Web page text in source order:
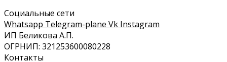
Социальные сети
Whatsapp Telegram-plane Vk Instagram
ИП Беликова А.П.
ОГРНИП: 321253600080228
Контакты